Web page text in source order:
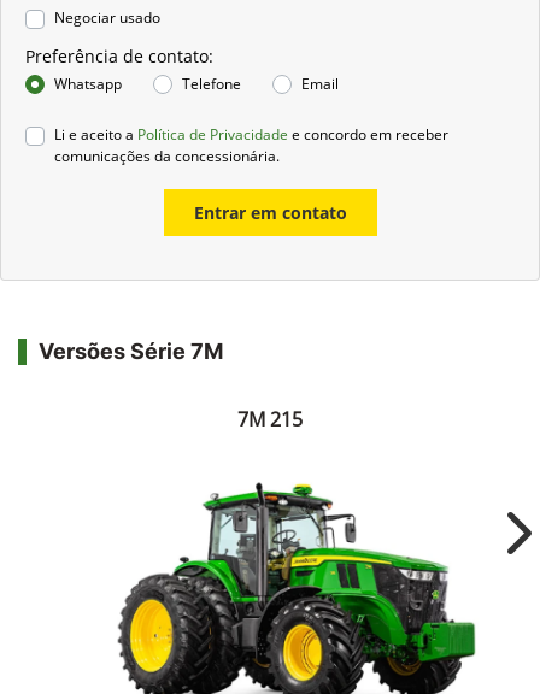
Negociar usado
Preferência de contato:
Whatsapp Telefone Email
Li e aceito a Política de Privacidade e concordo em receber
comunicações da concessionária.
Entrar em contato
Versões Série 7M
7M 215